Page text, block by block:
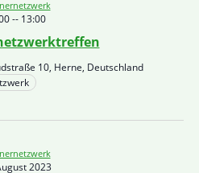
-- 13:00
10, Herne, Deutschland
2023